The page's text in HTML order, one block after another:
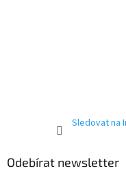
Sledovat na
Odebírat newsletter